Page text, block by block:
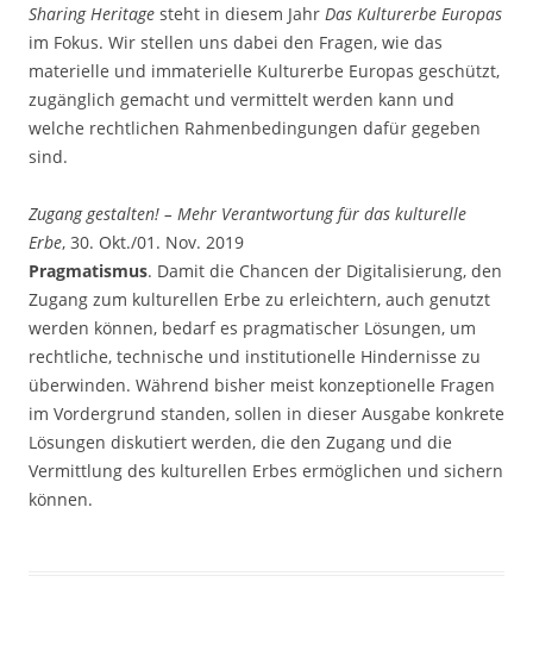
Sharing Heritage steht in diesem Jahr Das Kulturerbe Europas
im Fokus. Wir stellen uns dabei den Fragen, wie das
materielle und immaterielle Kulturerbe Europas geschützt,
zugänglich gemacht und vermittelt werden kann und
welche rechtlichen Rahmenbedingungen dafür gegeben
sind.
Zugang gestalten! – Mehr Verantwortung für das kulturelle
Erbe, 30. Okt./01. Nov. 2019
Pragmatismus. Damit die Chancen der Digitalisierung, den
Zugang zum kulturellen Erbe zu erleichtern, auch genutzt
werden können, bedarf es pragmatischer Lösungen, um
rechtliche, technische und institutionelle Hindernisse zu
überwinden. Während bisher meist konzeptionelle Fragen
im Vordergrund standen, sollen in dieser Ausgabe konkrete
Lösungen diskutiert werden, die den Zugang und die
Vermittlung des kulturellen Erbes ermöglichen und sichern
können.